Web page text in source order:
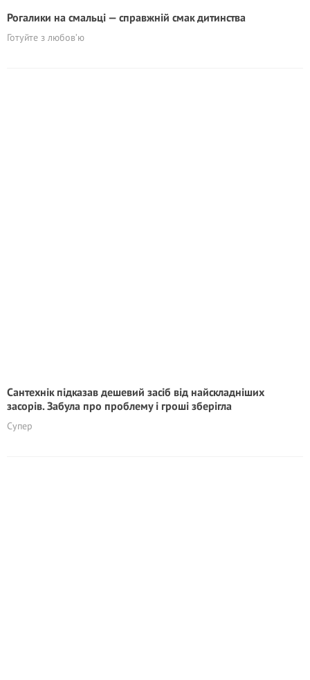
Рогалики на смальці — справжній смак дитинства
Готуйте з любов’ю
Сантехнік підказав дешевий засіб від найскладніших
засорів. Забула про проблему і гроші зберігла
Супер